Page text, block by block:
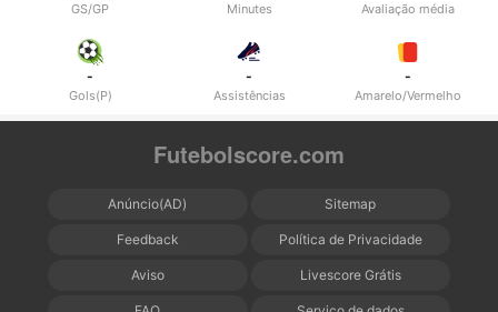
GS/GP Minutes Avaliação média
-
Gols(P)
-
Assistências
-
Amarelo/Vermelho
Futebolscore.com
Anúncio(AD) Sitemap
Feedback Política de Privacidade
Aviso Livescore Grátis